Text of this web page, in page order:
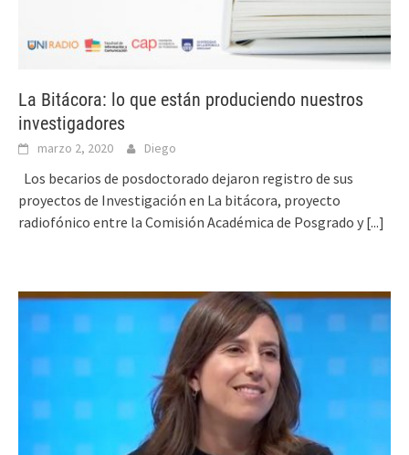
La Bitácora: lo que están produciendo nuestros
investigadores
marzo 2, 2020 Diego
Los becarios de posdoctorado dejaron registro de sus
proyectos de Investigación en La bitácora, proyecto
radiofónico entre la Comisión Académica de Posgrado y [...]